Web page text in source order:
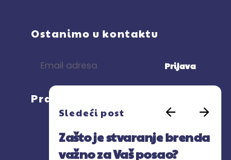
Sledeći post
Zašto je stvaranje brenda
važno za Vaš posao?
Ostanimo u kontaktu
Prijava
Pratite nas - Ig